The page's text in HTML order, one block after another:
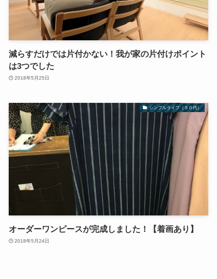
減らすだけでは片付かない！我が家の片付けポイント
は3つでした
2018年5月25日
シンプルライフ（５０代）
オーダーワンピースが完成しました！【着画あり】
2018年5月24日